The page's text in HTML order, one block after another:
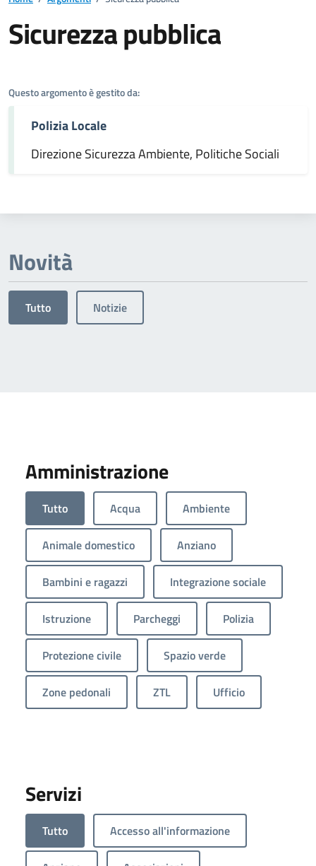
Sicurezza pubblica
Questo argomento è gestito da:
Polizia Locale
Direzione Sicurezza Ambiente, Politiche Sociali
Novità
Tutto Notizie
Amministrazione
Tutto Acqua Ambiente
Animale domestico Anziano
Bambini e ragazzi Integrazione sociale
Istruzione Parcheggi Polizia
Protezione civile Spazio verde
Zone pedonali ZTL Ufficio
Servizi
Tutto Accesso all'informazione